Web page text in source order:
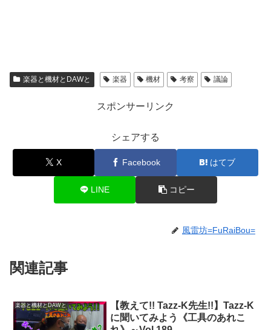
楽器と機材とDAWと 楽器 機材 考察 議論
スポンサーリンク
シェアする
X Facebook はてブ
LINE コピー
風雷坊=FuRaiBou=
関連記事
楽器と機材とDAWと
【教えて!! Tazz-K先生!!】Tazz-K
に聞いてみよう《工具のあれこ